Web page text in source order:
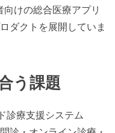
けの総合医療アプリ
ダクトを展開していま
う課題
診療支援システム